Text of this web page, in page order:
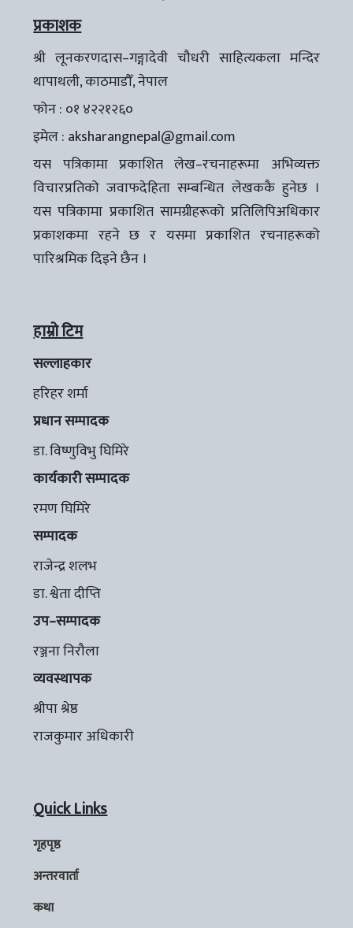
प्रकाशक
श्री लूनकरणदास–गङ्गादेवी चौधरी साहित्यकला मन्दिर
थापाथली, काठमाडौँ, नेपाल
फोन : ०१ ४२२१२६०
इमेल : aksharangnepal@gmail.com
यस पत्रिकामा प्रकाशित लेख–रचनाहरूमा अभिव्यक्त
विचारप्रतिको जवाफदेहिता सम्बन्धित लेखककै हुनेछ ।
यस पत्रिकामा प्रकाशित सामग्रीहरूको प्रतिलिपिअधिकार
प्रकाशकमा रहने छ र यसमा प्रकाशित रचनाहरूको
पारिश्रमिक दिइने छैन ।
हाम्रो टिम
सल्लाहकार
हरिहर शर्मा
प्रधान सम्पादक
डा. विष्णुविभु घिमिरे
कार्यकारी सम्पादक
रमण घिमिरे
सम्पादक
राजेन्द्र शलभ
डा. श्वेता दीप्ति
उप–सम्पादक
रञ्जना निरौला
व्यवस्थापक
श्रीपा श्रेष्ठ
राजकुमार अधिकारी
Quick Links
गृहपृष्ठ
अन्तरवार्ता
कथा